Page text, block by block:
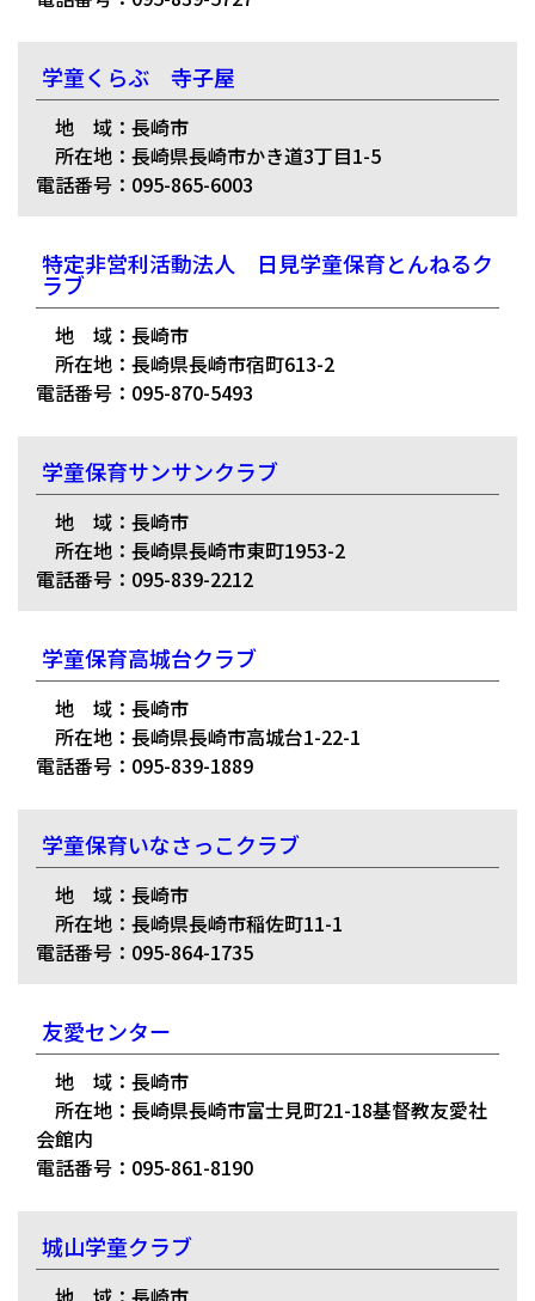
学童くらぶ 寺子屋
地 域：長崎市
所在地：長崎県長崎市かき道3丁目1-5
電話番号：095-865-6003
特定非営利活動法人 日見学童保育とんねるク
ラブ
地 域：長崎市
所在地：長崎県長崎市宿町613-2
電話番号：095-870-5493
学童保育サンサンクラブ
地 域：長崎市
所在地：長崎県長崎市東町1953-2
電話番号：095-839-2212
学童保育高城台クラブ
地 域：長崎市
所在地：長崎県長崎市高城台1-22-1
電話番号：095-839-1889
学童保育いなさっこクラブ
地 域：長崎市
所在地：長崎県長崎市稲佐町11-1
電話番号：095-864-1735
友愛センター
地 域：長崎市
所在地：長崎県長崎市富士見町21-18基督教友愛社
会館内
電話番号：095-861-8190
城山学童クラブ